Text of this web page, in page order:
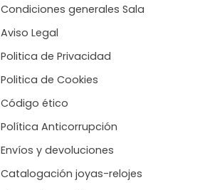
Condiciones generales Sala
Aviso Legal
Politica de Privacidad
Politica de Cookies
Código ético
Política Anticorrupción
Envíos y devoluciones
Catalogación joyas-relojes